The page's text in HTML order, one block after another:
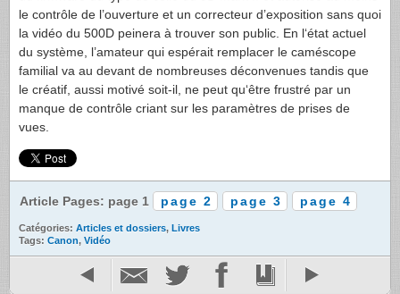
le contrôle de l’ouverture et un correcteur d’exposition sans quoi
la vidéo du 500D peinera à trouver son public. En l‘état actuel
du système, l’amateur qui espérait remplacer le caméscope
familial va au devant de nombreuses déconvenues tandis que
le créatif, aussi motivé soit-il, ne peut qu‘être frustré par un
manque de contrôle criant sur les paramètres de prises de
vues.
Article Pages: page 1 page 2 page 3 page 4
Catégories: Articles et dossiers, Livres
Tags: Canon, Vidéo